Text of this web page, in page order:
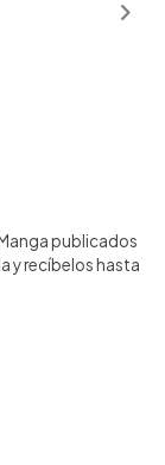
publicados
y recíbelos hasta